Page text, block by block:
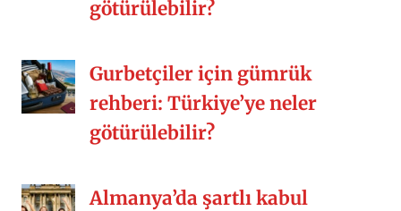
götürülebilir?
Gurbetçiler için gümrük
rehberi: Türkiye’ye neler
götürülebilir?
Almanya’da şartlı kabul